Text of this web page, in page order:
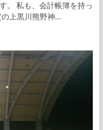
。 私も、会計帳簿を持っ
上黒川熊野神…